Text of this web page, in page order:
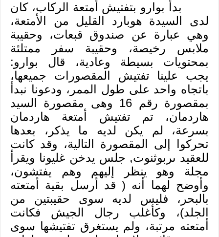
بدأ بوارو بتفتيش أمتعة الركاب، كان
لدى السيدة هوبارد القليل من الأمتعة،
وهي عبارة عن صندوق قبعات، وحقيبة
ملابس رخيصة، وحقيبة سفر ممتلئة
بمحتويات بسيطة وعادية، قال بوارو:
يجب علينا تفتيش المقصورات جميعها،
باتجاه واحد على طول الممر، ودعونا نبدأ
بمقصورة رقم 16 وهى مقصورة السيد
هاردمان، تم تفتيش أمتعة هاردمان
بسرعة، لم يكن لديه ما يذكر، بعدها
تحركوا إلى المقصورة التالية، وقد كانت
للعقيد ىربوثنوت, جلس يدخن غليونا ويقرأ
مجلة وهو ينظر إليهم وهم يفتشون،
وأوضح لهما أنه ( قد أرسل بقية أمتعته
بالبحر، فليس لديه سوى حقيبتين من
الجلد)، وكأغلب رجال الجيش فكانت
أمتعته مرتبة، ولم يستغرق تفتيشها سوى